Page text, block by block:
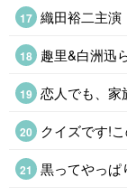
織田裕二主
恋人でも、家
クイズです!
黒ってやっぱ